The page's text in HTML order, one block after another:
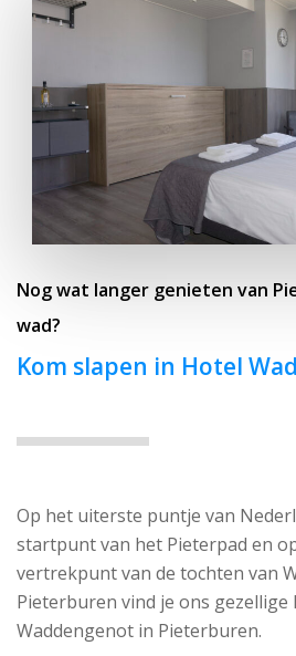
Nog wat langer genieten van
wad?
Kom slapen in Hotel
Op het uiterste puntje van
startpunt van het Pieterpad en
vertrekpunt van de tochten van
Pieterburen vind je ons gezellige
Waddengenot in Pieterburen.